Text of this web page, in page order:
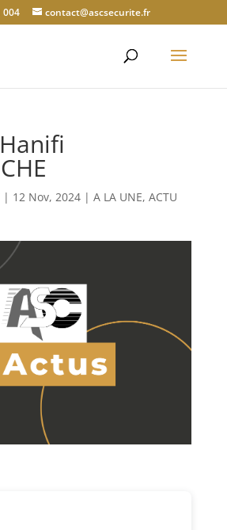
004 contact@ascsecurite.fr
| 12 Nov, 2024| A LA UNE, ACTU